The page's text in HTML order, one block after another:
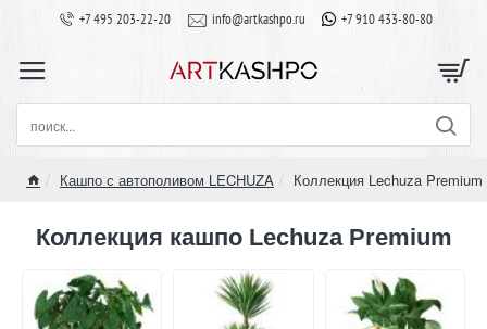
+7 495 203-22-20 info@artkashpo.ru +7 910 433-80-80
поиск...
Кашпо с автополивом LECHUZA Коллекция Lechuza Premium
Коллекция кашпо Lechuza Premium